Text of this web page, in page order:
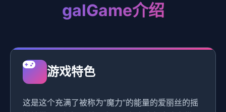
galGame介绍
游戏特色
这是这个充满了被称为“魔力”的能量的爱丽丝的摇